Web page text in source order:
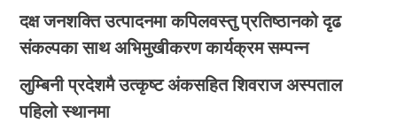
दक्ष जनशक्ति उत्पादनमा कपिलवस्तु प्रतिष्ठानको दृढ
संकल्पका साथ अभिमुखीकरण कार्यक्रम सम्पन्न
लुम्बिनी प्रदेशमै उत्कृष्ट अंकसहित शिवराज अस्पताल
पहिलो स्थानमा